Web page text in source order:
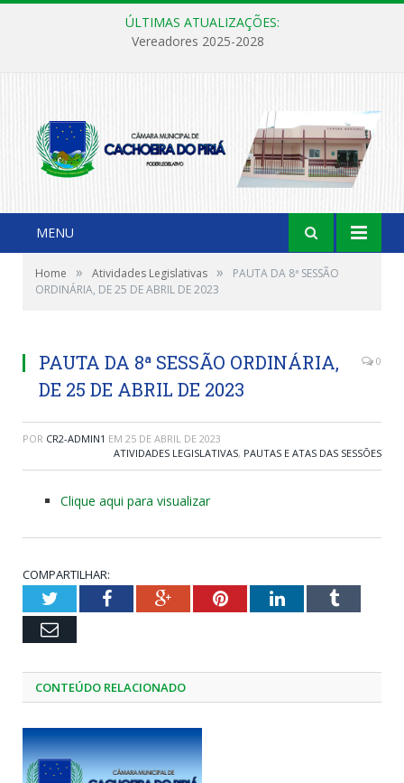
ÚLTIMAS ATUALIZAÇÕES:
Vereadores 2025-2028
MENU
Home » Atividades Legislativas »
PAUTA DA 8ª SESSÃO
ORDINÁRIA, DE 25 DE ABRIL DE 2023
PAUTA DA 8ª SESSÃO ORDINÁRIA,
DE 25 DE ABRIL DE 2023
0
POR CR2-ADMIN1 EM 25 DE ABRIL DE 2023
ATIVIDADES LEGISLATIVAS, PAUTAS E ATAS DAS SESSÕES
Clique aqui para visualizar
COMPARTILHAR:
TwitterFacebookGoogle+PinterestLinkedInTumblr
Email
CONTEÚDO RELACIONADO